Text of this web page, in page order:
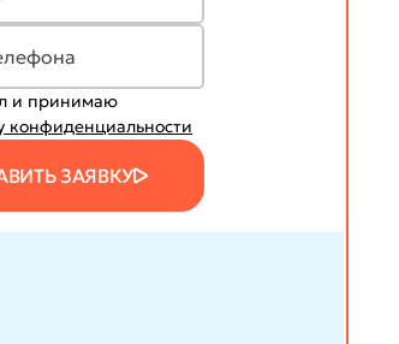
и принимаю
конфиденциальности
ЗАЯВКУ